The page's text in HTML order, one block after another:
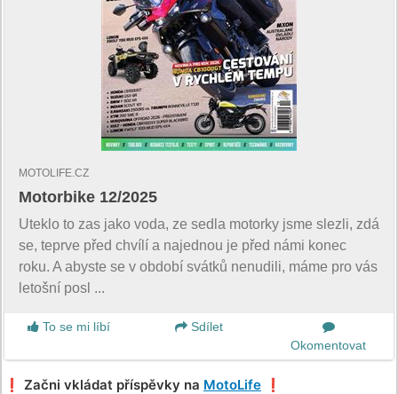
MOTOLIFE.CZ
Motorbike 12/2025
Uteklo to zas jako voda, ze sedla motorky jsme slezli, zdá
se, teprve před chvílí a najednou je před námi konec
roku. A abyste se v období svátků nenudili, máme pro vás
letošní posl ...
To se mi líbí
Sdílet
Okomentovat
❗️ Začni vkládat příspěvky na MotoLife ❗️